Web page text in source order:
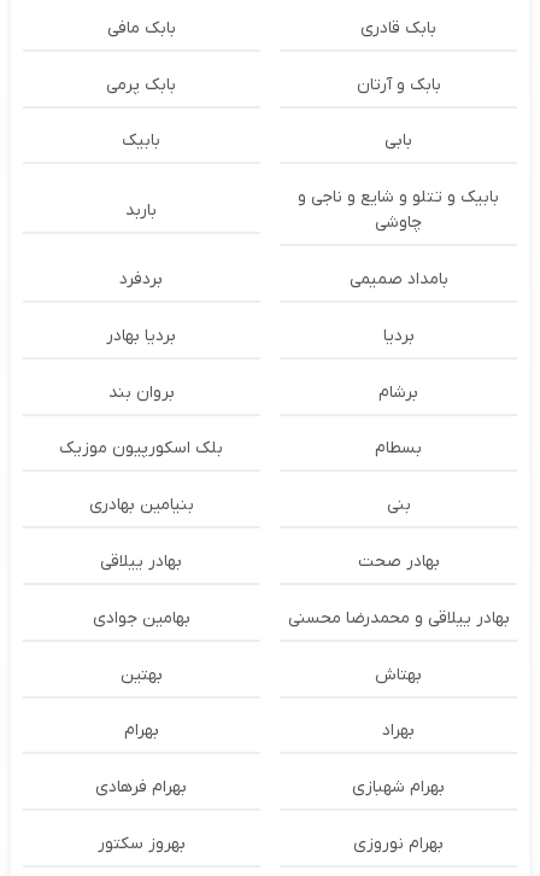
بابک قادری بابک مافی
بابک و آرتان بابک پرمی
بابی بابیک
بابیک و تتلو و شایع و ناجی و
چاوشی
باربد
بامداد صمیمی بردفرد
بردیا بردیا بهادر
برشام بروان بند
بسطام بلک اسکورپیون موزیک
بنی بنیامین بهادری
بهادر صحت بهادر ییلاقی
بهادر ییلاقی و محمدرضا محسنی بهامین جوادی
بهتاش بهتین
بهراد بهرام
بهرام شهبازی بهرام فرهادی
بهرام نوروزی بهروز سکتور